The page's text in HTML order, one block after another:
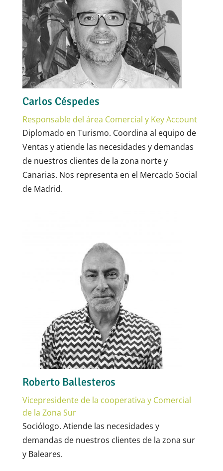
Carlos Céspedes
Responsable del área Comercial y Key Account
Diplomado en Turismo. Coordina al equipo de
Ventas y atiende las necesidades y demandas
de nuestros clientes de la zona norte y
Canarias. Nos representa en el Mercado Social
de Madrid.
Roberto Ballesteros
Vicepresidente de la cooperativa y Comercial
de la Zona Sur
Sociólogo. Atiende las necesidades y
demandas de nuestros clientes de la zona sur
y Baleares.